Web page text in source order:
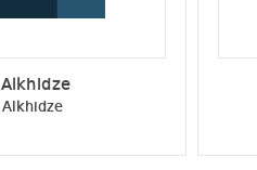
Alkhidze
Alkhidze